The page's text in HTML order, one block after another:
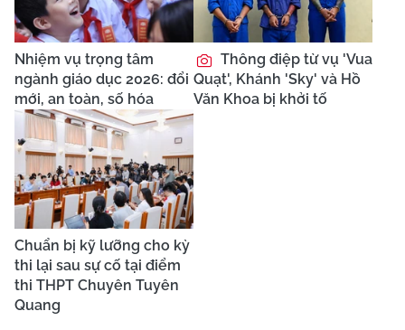
Nhiệm vụ trọng tâm
ngành giáo dục 2026: đổi
mới, an toàn, số hóa
Thông điệp từ vụ 'Vua
Quạt', Khánh 'Sky' và Hồ
Văn Khoa bị khởi tố
Chuẩn bị kỹ lưỡng cho kỳ
thi lại sau sự cố tại điểm
thi THPT Chuyên Tuyên
Quang